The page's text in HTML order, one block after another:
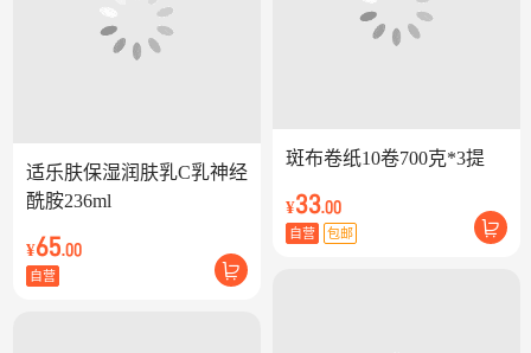
适乐肤保湿润肤乳C乳神经
酰胺236ml
¥65.00
自营
斑布卷纸10卷700克*3提
¥33.00
自营 包邮